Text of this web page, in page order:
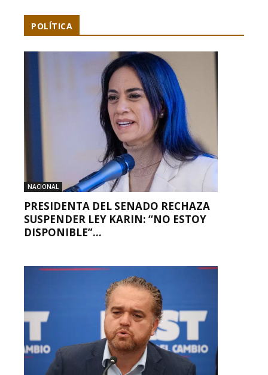
POLÍTICA
NACIONAL
PRESIDENTA DEL SENADO RECHAZA
SUSPENDER LEY KARIN: “NO ESTOY
DISPONIBLE”...